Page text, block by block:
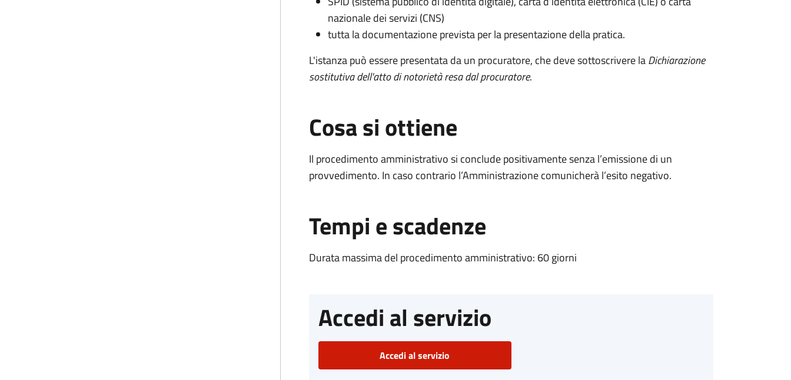
nazionale dei servizi (CNS)
tutta la documentazione prevista per la presentazione della pratica.
L'istanza può essere presentata da un procuratore, che deve sottoscrivere laDichiarazione
sostitutiva dell'atto di notorietà resa dal procuratore.
Cosa si ottiene
Il procedimento amministrativo si conclude positivamente senza l’emissione di un
provvedimento. In caso contrario l’Amministrazione comunicherà l’esito negativo.
Tempi e scadenze
Durata massima del procedimento amministrativo: 60 giorni
Accedi al servizio
Accedi al servizio